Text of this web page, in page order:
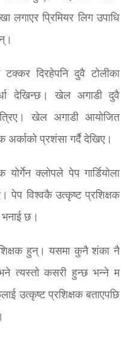
लगाएर प्रिमियर लिग उपाधि
टक्कर दिरहेपनि दुवै टोलीका
देखिन्छ। खेल अगाडी दुवै
खेल अगाडी आयोजित
प्रशंसा गर्दै देखिए।
क्लोपले पेप गार्डियोला
पेप विश्वकै उत्कृष्ट प्रशिक्षक
छ।
हुन्। यसमा कुनै शंका नै
त्यस्तो कसरी हुन्छ भन्ने म
उत्कृष्ट प्रशिक्षक बताएपछि